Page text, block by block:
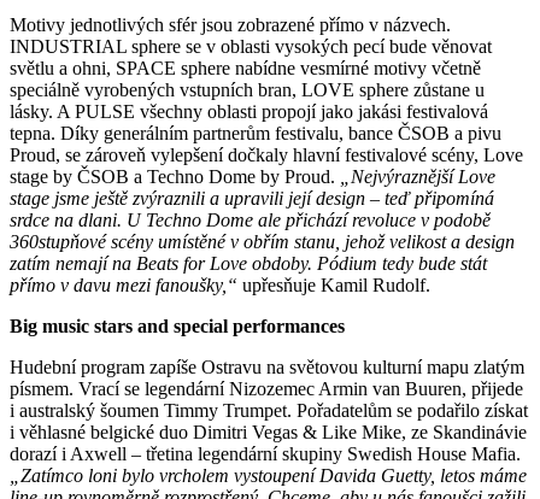
Motivy jednotlivých sfér jsou zobrazené přímo v názvech.
INDUSTRIAL sphere se v oblasti vysokých pecí bude věnovat
světlu a ohni, SPACE sphere nabídne vesmírné motivy včetně
speciálně vyrobených vstupních bran, LOVE sphere zůstane u
lásky. A PULSE všechny oblasti propojí jako jakási festivalová
tepna. Díky generálním partnerům festivalu, bance ČSOB a pivu
Proud, se zároveň vylepšení dočkaly hlavní festivalové scény, Love
stage by ČSOB a Techno Dome by Proud.
„Nejvýraznější Love
stage jsme ještě zvýraznili a upravili její design – teď připomíná
srdce na dlani. U Techno Dome ale přichází revoluce v podobě
360stupňové scény umístěné v obřím stanu, jehož velikost a design
zatím nemají na Beats for Love obdoby. Pódium tedy bude stát
přímo v davu mezi fanoušky,“ upřesňuje Kamil Rudolf.
Big music stars and special performances
Hudební program zapíše Ostravu na světovou kulturní mapu zlatým
písmem. Vrací se legendární Nizozemec Armin van Buuren, přijede
i australský šoumen Timmy Trumpet. Pořadatelům se podařilo získat
i věhlasné belgické duo Dimitri Vegas & Like Mike, ze Skandinávie
dorazí i Axwell – třetina legendární skupiny Swedish House Mafia.
„Zatímco loni bylo vrcholem vystoupení Davida Guetty, letos máme